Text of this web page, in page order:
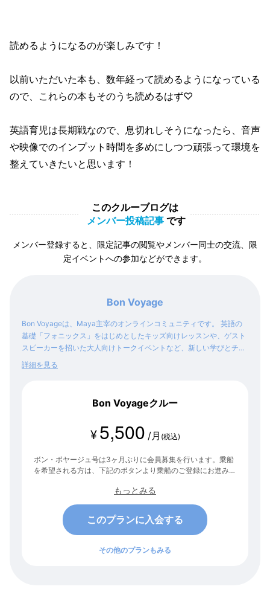
読めるようになるのが楽しみです！
以前いただいた本も、数年経って読めるようになっている
ので、これらの本もそのうち読めるはず♡
英語育児は長期戦なので、息切れしそうになったら、音声
や映像でのインプット時間を多めにしつつ頑張って環境を
整えていきたいと思います！
このクルーブログは
メンバー投稿記事 です
メンバー登録すると、限定記事の閲覧やメンバー同士の交流、限
定イベントへの参加などができます。
Bon Voyage
Bon Voyageは、Maya主宰のオンラインコミュニティです。 英語の
基礎「フォニックス」をはじめとしたキッズ向けレッスンや、ゲスト
スピーカーを招いた大人向けトークイベントなど、新しい学びとチャ
レンジを得られるコンテンツをご提供します。
詳細を見る
Bon Voyageクルー
¥ 5,500 /月 (税込)
ボン・ボヤージュ号は3ヶ月ぶりに会員募集を行います。乗船
を希望される方は、下記のボタンより乗船のご登録にお進みく
もっとみる
このプランに入会する
その他のプランもみる